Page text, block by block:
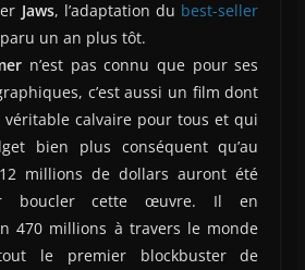
Jaws, l’adaptation du best-seller
un an plus tôt.
n’est pas connu que pour ses
c’est aussi un film dont
calvaire pour tous et qui
bien plus conséquent qu’au
millions de dollars auront été
boucler cette œuvre. Il en
470 millions à travers le monde
le premier blockbuster de